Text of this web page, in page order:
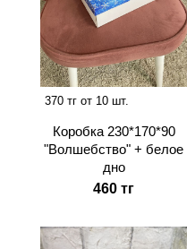
370 тг от 10 шт.
Коробка 230*170*90
"Волшебство" + белое
дно
460 тг